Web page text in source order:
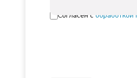
Согласен с обработкой